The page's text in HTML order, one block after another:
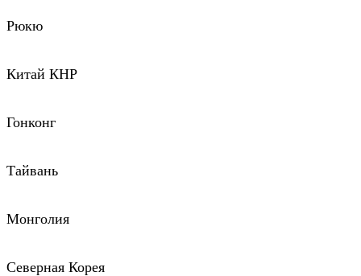
Рюкю
Китай КНР
Гонконг
Тайвань
Монголия
Северная Корея